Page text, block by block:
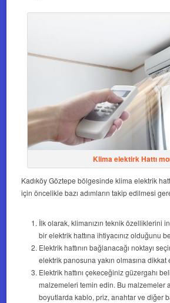
Klima elektirk Hattı
Kadıköy Göztepe bölgesinde klima elektrik
için öncelikle bazı adımların takip edilmesi
İlk olarak, klimanızın teknik özelliklerini
bir elektrik hattına ihtiyacınız olduğunu
Elektrik hattının bağlanacağı noktayı
elektrik panosuna yakın olmasına dikkat
Elektrik hattını çekeceğiniz güzergahı
malzemeleri temin edin. Bu malzemeler
boyutlarda kablo, priz, anahtar ve diğer